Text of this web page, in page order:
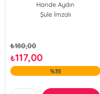
Hande Aydın
Şule İmzalı
₺180,00
₺117,00
%35